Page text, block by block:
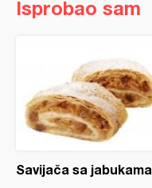
Isprobao sam
Savijača sa jabukama